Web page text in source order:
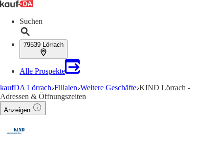
Suchen
79539 Lörrach
Alle Prospekte
kaufDA Lörrach Filialen Weitere Geschäfte KIND Lörrach -
Adressen & Öffnungszeiten
Anzeigen